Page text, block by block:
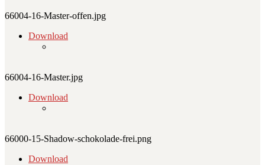
66004-16-Master-offen.jpg
Download
66004-16-Master.jpg
Download
66000-15-Shadow-schokolade-frei.png
Download